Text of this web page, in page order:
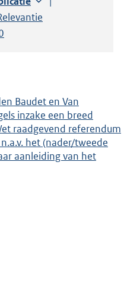
op:
paginaper pagina
Baudet en Van
inzake een breed
raadgevend referendum
het (nader/tweede
aanleiding van het